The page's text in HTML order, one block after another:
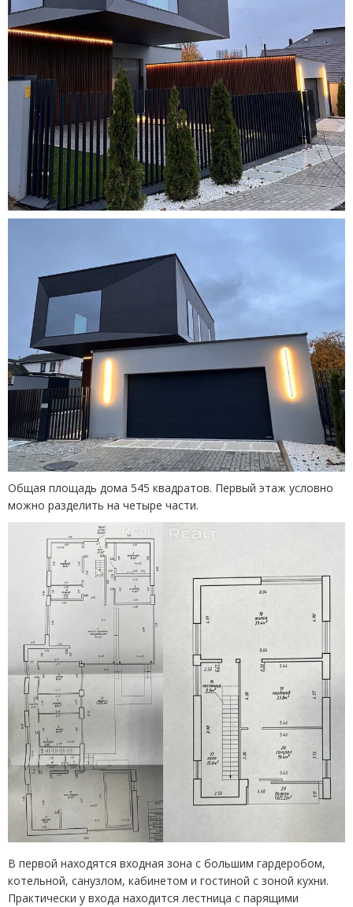
Общая площадь дома 545 квадратов. Первый этаж условно
можно разделить на четыре части.
В первой находятся входная зона с большим гардеробом,
котельной, санузлом, кабинетом и гостиной с зоной кухни.
Практически у входа находится лестница с парящими